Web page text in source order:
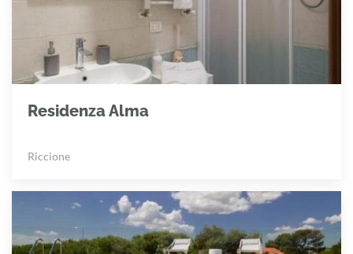
Residenza Alma
Riccione